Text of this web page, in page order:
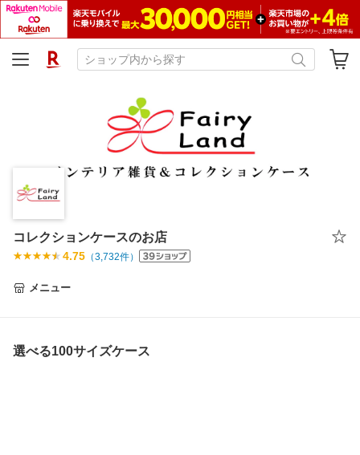
コレクションケースのお店
4.75 （3,732件）
メニュー
選べる100サイズケース